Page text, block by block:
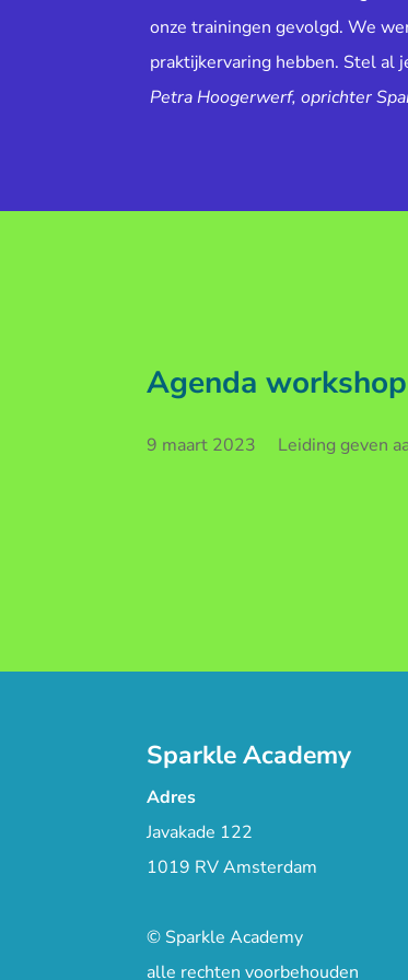
onze trainingen gevolgd. We
praktijkervaring hebben. Stel al
Petra Hoogerwerf, oprichter
Agenda
9 maart 2023 Leiding geven
Sparkle Academy
Adres
Javakade 122
1019 RV Amsterdam
© Sparkle Academy
alle rechten voorbehouden